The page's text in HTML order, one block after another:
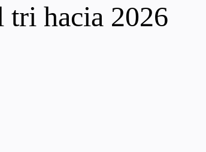
tri hacia 2026